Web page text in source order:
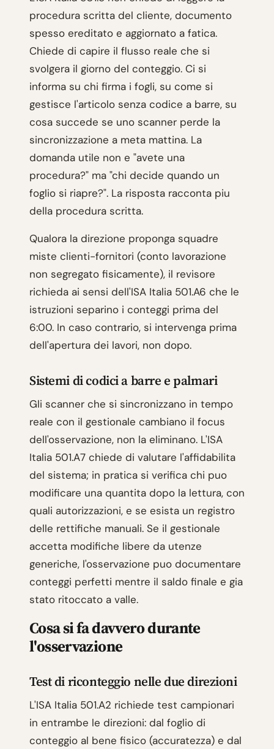
procedura scritta del cliente, documento
spesso ereditato e aggiornato a fatica.
Chiede di capire il flusso reale che si
svolgera il giorno del conteggio. Ci si
informa su chi firma i fogli, su come si
gestisce l'articolo senza codice a barre, su
cosa succede se uno scanner perde la
sincronizzazione a meta mattina. La
domanda utile non e "avete una
procedura?" ma "chi decide quando un
foglio si riapre?". La risposta racconta piu
della procedura scritta.
Qualora la direzione proponga squadre
miste clienti-fornitori (conto lavorazione
non segregato fisicamente), il revisore
richieda ai sensi dell'ISA Italia 501.A6 che le
istruzioni separino i conteggi prima del
6:00. In caso contrario, si intervenga prima
dell'apertura dei lavori, non dopo.
Sistemi di codici a barre e palmari
Gli scanner che si sincronizzano in tempo
reale con il gestionale cambiano il focus
dell'osservazione, non la eliminano. L'ISA
Italia 501.A7 chiede di valutare l'affidabilita
del sistema; in pratica si verifica chi puo
modificare una quantita dopo la lettura, con
quali autorizzazioni, e se esista un registro
delle rettifiche manuali. Se il gestionale
accetta modifiche libere da utenze
generiche, l'osservazione puo documentare
conteggi perfetti mentre il saldo finale e gia
stato ritoccato a valle.
Cosa si fa davvero durante
l'osservazione
Test di riconteggio nelle due direzioni
L'ISA Italia 501.A2 richiede test campionari
in entrambe le direzioni: dal foglio di
conteggio al bene fisico (accuratezza) e dal